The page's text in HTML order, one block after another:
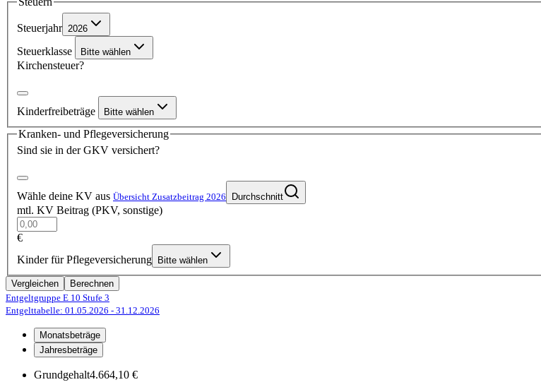
Steuerjahr 2026
Steuerklasse Bitte wählen
Kirchensteuer?
Kinderfreibeträge Bitte wählen
Kranken- und Pflegeversicherung
Sind sie in der GKV versichert?
Wähle deine KV aus Übersicht Zusatzbeitrag 2026 Durchschnitt
mtl. KV Beitrag (PKV, sonstige)
€
Kinder für Pflegeversicherung
Bitte wählen
Vergleichen
Berechnen
Entgeltgruppe E 10 Stufe 3
Entgelttabelle: 01.05.2026 - 31.12.2026
Monatsbeträge
Jahresbeträge
Grundgehalt4.664,10 €